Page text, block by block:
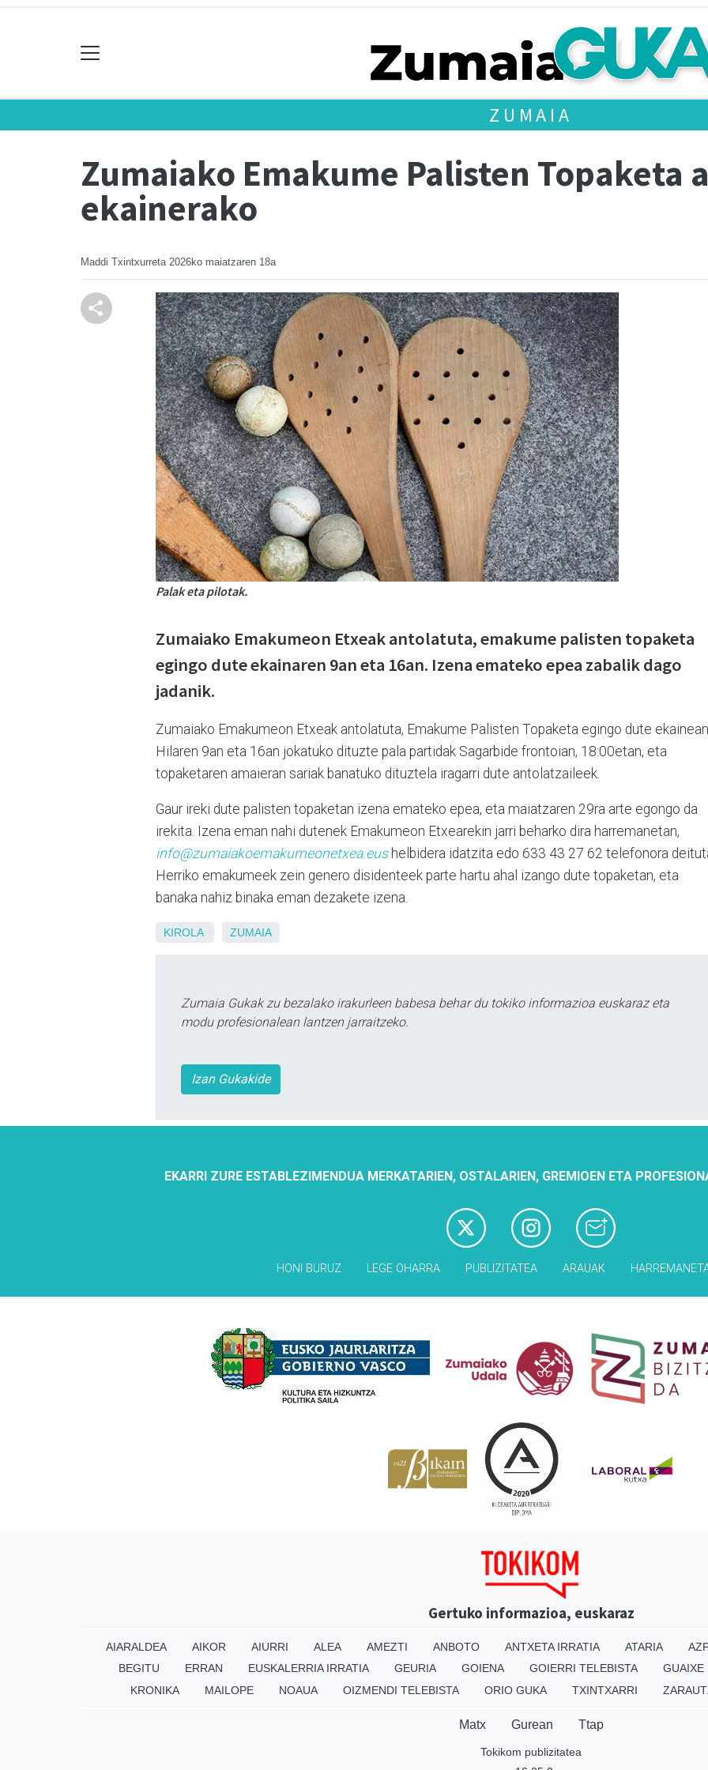
ZUMAIA
Zumaiako Emakume Palisten Topaketa
ekainerako
Maddi Txintxurreta 2026ko maiatzaren 18a
Palak eta pilotak.
Zumaiako Emakumeon Etxeak antolatuta, emakume palisten topaketa
egingo dute ekainaren 9an eta 16an. Izena emateko epea zabalik dago
jadanik.
Zumaiako Emakumeon Etxeak antolatuta, Emakume Palisten Topaketa egingo dute
Hilaren 9an eta 16an jokatuko dituzte pala partidak Sagarbide frontoian, 18:00etan, eta
topaketaren amaieran sariak banatuko dituztela iragarri dute antolatzaileek.
Gaur ireki dute palisten topaketan izena emateko epea, eta maiatzaren 29ra arte egongo da
irekita. Izena eman nahi dutenek Emakumeon Etxearekin jarri beharko dira harremanetan,
info@zumaiakoemakumeonetxea.eus helbidera idatzita edo 633 43 27 62 telefonora
Herriko emakumeek zein genero disidenteek parte hartu ahal izango dute topaketan, eta
banaka nahiz binaka eman dezakete izena.
KIROLA ZUMAIA
Zumaia Gukak zu bezalako irakurleen babesa behar du tokiko informazioa euskaraz eta
modu profesionalean lantzen jarraitzeko.
Izan Gukakide
EKARRI ZURE ESTABLEZIMENDUA MERKATARIEN, OSTALARIEN, GREMIOEN ETA
HONI BURUZ LEGE OHARRA PUBLIZITATEA ARAUAK
Gertuko informazioa, euskaraz
AIARALDEA AIKOR AIURRI ALEA AMEZTI ANBOTO ANTXETA IRRATIA ATARIA
BEGITU
ERRAN EUSKALERRIA IRRATIA GEURIA GOIENA GOIERRI TELEBISTA
GUAIXE
KRONIKA
MAILOPE NOAUA OIZMENDI TELEBISTA ORIO GUKA TXINTXARRI
Matx Gurean Ttap
Tokikom publizitatea